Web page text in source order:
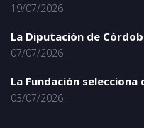
19/07/2026
La Diputación de
07/07/2026
La Fundación
03/07/2026